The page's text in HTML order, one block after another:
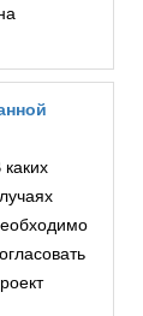
каких